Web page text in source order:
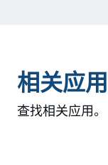
相关应用
查找相关应用。